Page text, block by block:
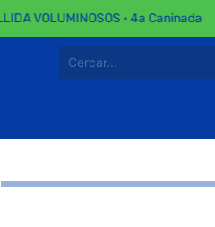
VOLUMINOSOS · 4a Caninada